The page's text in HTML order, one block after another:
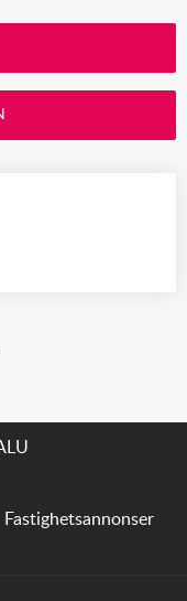
Fastighetsannonser